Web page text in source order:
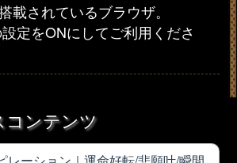
載されているブラウザ。
定をONにしてご利用くださ
コンテンツ